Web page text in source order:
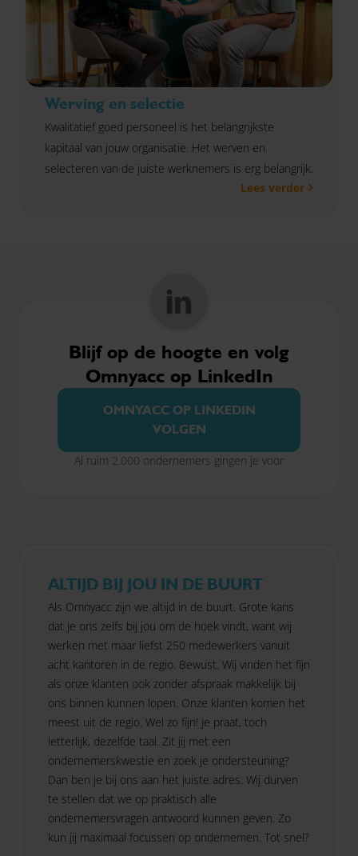
Werving en selectie
Kwalitatief goed personeel is het belangrijkste
kapitaal van jouw organisatie. Het werven en
selecteren van de juiste werknemers is erg belangrijk.
Lees verder
Blijf op de hoogte en volg
Omnyacc op LinkedIn
OMNYACC OP LINKEDIN
VOLGEN
Al ruim 2.000 ondernemers gingen je voor
ALTIJD BIJ JOU IN DE BUURT
Als Omnyacc zijn we altijd in de buurt. Grote kans
dat je ons zelfs bij jou om de hoek vindt, want wij
werken met maar liefst 250 medewerkers vanuit
acht kantoren in de regio. Bewust. Wij vinden het fijn
als onze klanten ook zonder afspraak makkelijk bij
ons binnen kunnen lopen. Onze klanten komen het
meest uit de regio. Wel zo fijn! Je praat, toch
letterlijk, dezelfde taal. Zit jij met een
ondernemerskwestie en zoek je ondersteuning?
Dan ben je bij ons aan het juiste adres. Wij durven
te stellen dat we op praktisch alle
ondernemersvragen antwoord kunnen geven. Zo
kun jij maximaal focussen op ondernemen. Tot snel?